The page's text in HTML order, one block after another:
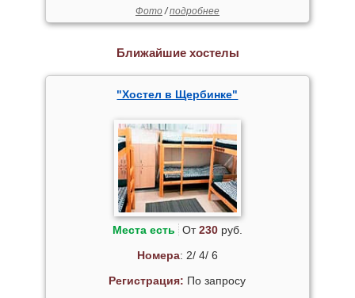
Фото/подробнее
Ближайшие хостелы
"Хостел в Щербинке"
Места есть От230руб.
Номера: 2/ 4/ 6
Регистрация: По запросу